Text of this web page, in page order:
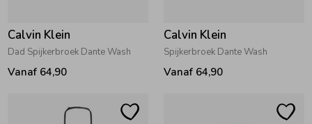
Beenmode
Winteraccessoires
Calvin Klein
Dad Spijkerbroek Dante Wash
Vanaf 64,90
Calvin Klein
Spijkerbroek Dante Wash
Vanaf 64,90